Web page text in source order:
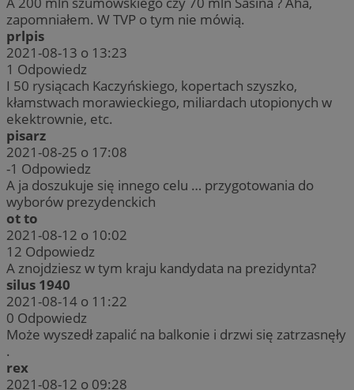
zapomniałem. W TVP o tym nie mówią.
prlpis
2021-08-13 o 13:23
1 Odpowiedz
I 50 rysiącach Kaczyńskiego, kopertach szyszko,
kłamstwach morawieckiego, miliardach utopionych w
ekektrownie, etc.
pisarz
2021-08-25 o 17:08
-1 Odpowiedz
A ja doszukuje się innego celu … przygotowania do
wyborów prezydenckich
ot to
2021-08-12 o 10:02
12 Odpowiedz
A znojdziesz w tym kraju kandydata na prezidynta?
silus 1940
2021-08-14 o 11:22
0 Odpowiedz
Może wyszedł zapalić na balkonie i drzwi się zatrzasnęły
.
rex
2021-08-12 o 09:28